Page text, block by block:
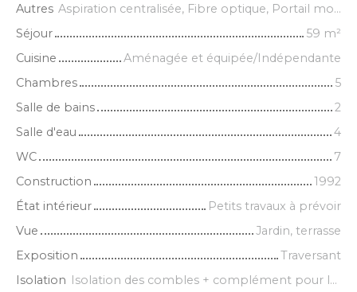
Autres
Aspiration centralisée, Fibre optique, Portail motorisé
Séjour
59 m²
Cuisine
Aménagée et équipée/Indépendante
Chambres
5
Salle de bains
2
Salle d'eau
4
WC
7
Construction
1992
État intérieur
Petits travaux à prévoir
Vue
Jardin, terrasse
Exposition
Traversant
Isolation
Isolation des combles + complément pour la chambre du RDC et les studios